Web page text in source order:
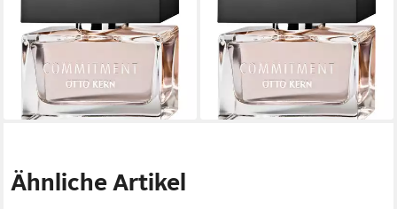
Natural Spray
18,99 € UVP24,00 €
(633,00 €/ 1 l)
-21%
lieferbar - in 2-3 Werktagen bei dir
Natural Spray
15,99 € UVP19,00 €
(533,00 €/ 1 l)
-16%
lieferbar - in 2-3 Werktagen bei dir
Ähnliche Artikel